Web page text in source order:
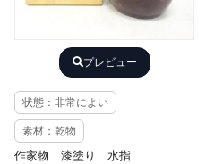
プレビュー
状態：非常によい
素材：乾物
作家物 漆塗り 水指